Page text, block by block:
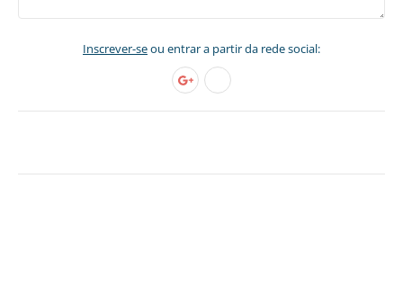
Inscrever-seou entrar a partir da rede social: